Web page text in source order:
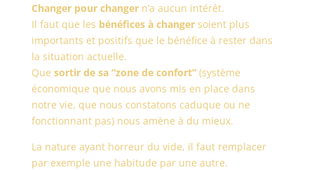
Changer pour changern’a aucun intérêt.
Il faut que les bénéfices à changersoient plus
importants et positifs que le bénéfice à rester dans
la situation actuelle.
Que sortir de sa “zone de confort”(système
économique que nous avons mis en place dans
notre vie, que nous constatons caduque ou ne
fonctionnant pas) nous amène à du mieux.
La nature ayant horreur du vide, il faut remplacer
par exemple une habitude par une autre.